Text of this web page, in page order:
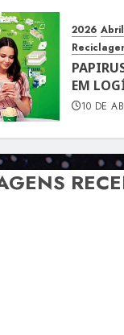
2026 Abril
EM
10 DE
DE OUTRAS